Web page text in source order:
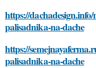
https://
palisadnika-na-dache
https://
palisadnika-na-dache